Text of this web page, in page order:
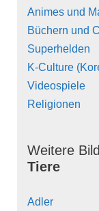
Animes und
Büchern und
Superhelden
K-Culture
Videospiele
Religionen
Weitere
Tiere
Adler